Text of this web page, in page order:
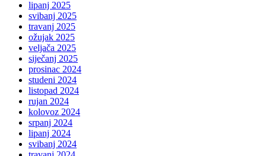
lipanj 2025
svibanj 2025
travanj 2025
ožujak 2025
veljača 2025
siječanj 2025
prosinac 2024
studeni 2024
listopad 2024
rujan 2024
kolovoz 2024
srpanj 2024
lipanj 2024
svibanj 2024